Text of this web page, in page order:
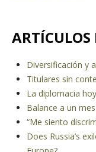
ARTÍCULOS
Diversificación y
Titulares sin
La diplomacia hoy
Balance a un
“Me siento
Does Russia’s